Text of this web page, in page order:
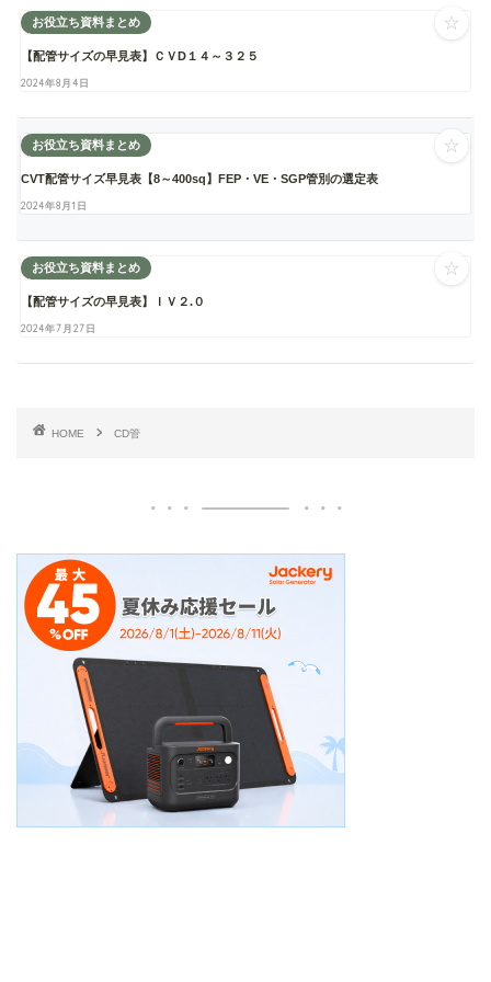
お役立ち資料まとめ
【配管サイズの早見表】ＣＶD１４～３２５
2024年8月4日
☆
お役立ち資料まとめ
CVT配管サイズ早見表【8～400sq】FEP・VE・SGP管別の選定表
2024年8月1日
☆
お役立ち資料まとめ
【配管サイズの早見表】ＩＶ２.０
2024年7月27日
☆
HOME CD管